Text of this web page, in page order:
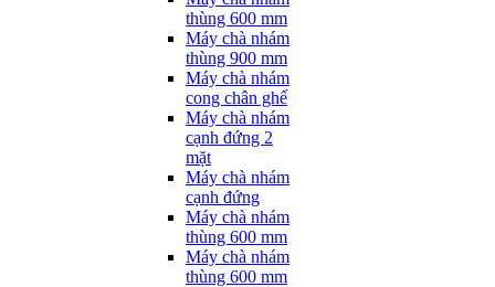
thùng 600 mm
Máy chà nhám
thùng 900 mm
Máy chà nhám
cong chân ghế
Máy chà nhám
cạnh đứng 2
mặt
Máy chà nhám
cạnh đứng
Máy chà nhám
thùng 600 mm
Máy chà nhám
thùng 600 mm